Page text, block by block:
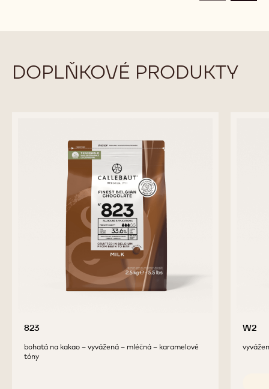
DOPLŇKOVÉ PRODUKTY
823
bohatá na kakao – vyvážená – mléčná – karamelové
tóny
W2